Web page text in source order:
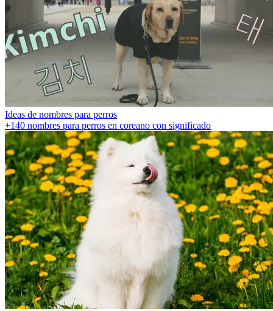
Ideas de nombres para perros
+140 nombres para perros en coreano con significado